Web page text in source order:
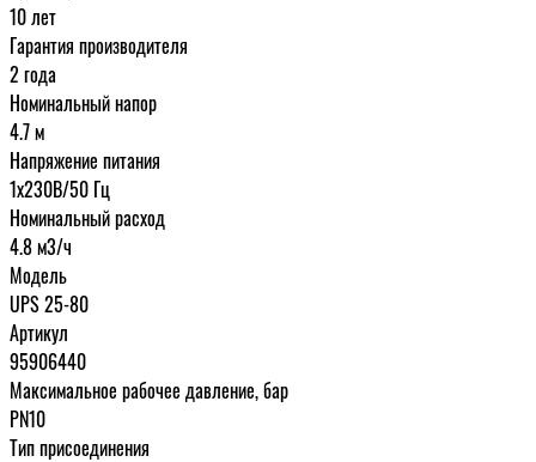
10 лет
Гарантия производителя
2 года
Номинальный напор
4.7 м
Напряжение питания
1х230В/50 Гц
Номинальный расход
4.8 м3/ч
Модель
UPS 25-80
Артикул
95906440
Максимальное рабочее давление, бар
PN10
Тип присоединения